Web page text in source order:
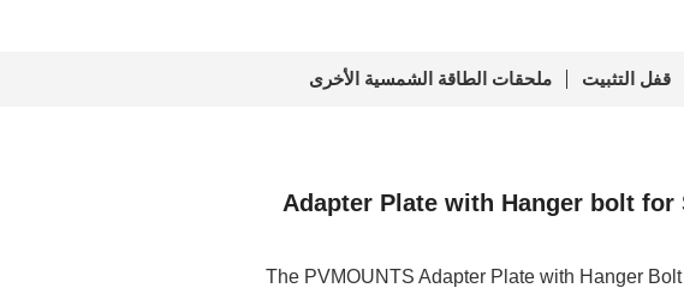
قفل التثبيت ملحقات الطاقة الشمسية الأخرى
Adapter Plate with Hanger bolt for
The PVMOUNTS Adapter Plate with Hanger